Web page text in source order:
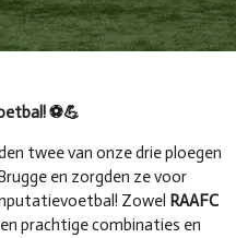
⚽💪
twee van onze drie ploegen
en zorgden ze voor
Zowel RAAFC
prachtige combinaties en